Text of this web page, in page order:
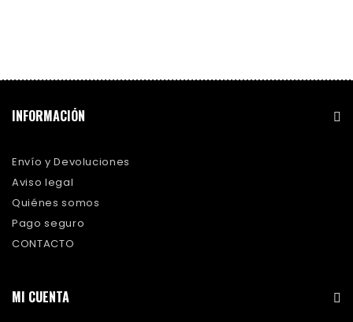
INFORMACIÓN
Envío y Devoluciones
Aviso legal
Quiénes somos
Pago seguro
CONTACTO
MI CUENTA